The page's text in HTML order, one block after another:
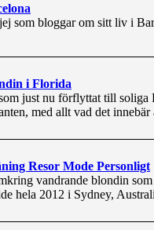
som bloggar om sitt liv i
i Florida
just nu förflyttat till
med allt vad det
Resor Mode Personligt
vandrande blondin
hela 2012 i Sydney,